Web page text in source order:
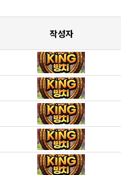
작성자